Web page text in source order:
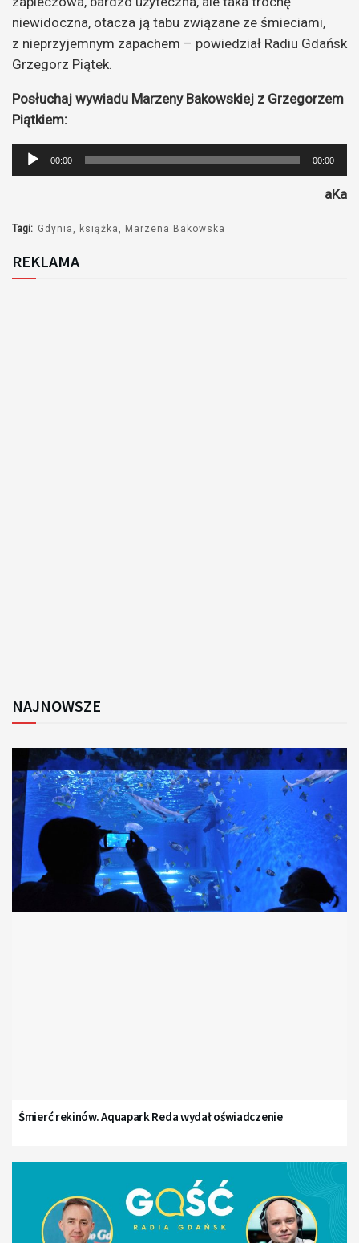
niewidoczna, otacza ją tabu związane ze śmieciami,
z nieprzyjemnym zapachem – powiedział Radiu Gdańsk
Grzegorz Piątek.
Posłuchaj wywiadu Marzeny Bakowskiej z Grzegorzem
Piątkiem:
Odtwarzacz
plików
00:00 00:00
aKa
Tagi: Gdynia książka Marzena Bakowska
REKLAMA
NAJNOWSZE
Śmierć rekinów. Aquapark Reda wydał oświadczenie